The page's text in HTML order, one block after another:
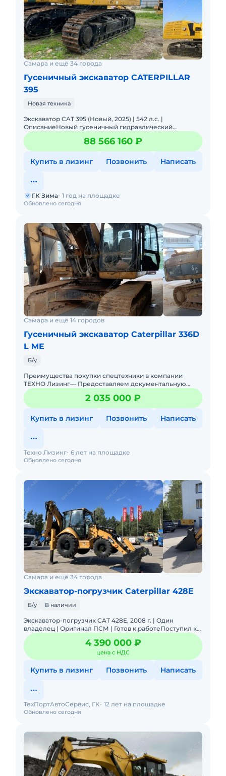
Самара и ещё 34 города
Гусеничный экскаватор CATERPILLAR
395
Новая техника
Экскаватор CAT 395 (Новый, 2025) | 542 л.с. |
ОписаниеНовый гусеничный гидравлический
экскаватор Caterpillar 395 (2025 г.в.) для карьеров,
горных работ и масшта88 566 160 ₽
Купить в лизинг Позвонить Написать
Обновлено сегодня
ГК Зима 1 год на площадке
Самара и ещё 14 городов
Гусеничный экскаватор Caterpillar 336D
L ME
Б/у
Преимущества покупки спецтехники в компании
ТЕХНО Лизинг— Предоставляем документальную
гарантию юридической чистоты— Тест-драйв—
Быстрое и пр
2 035 000 ₽
Купить в лизинг Позвонить Написать
Обновлено сегодня
Техно Лизинг 6 лет на площадке
Самара и ещё 34 города
Экскаватор-погрузчик Caterpillar 428E
Б/у В наличии
Экскаватор-погрузчик CAT 428E, 2008 г. | Один
владелец | Оригинал ПСМ | Готов к работеПоступил к
нам по программе Trade-In от постоянного клиента
при покупке но
4 390 000 ₽
цена с НДС
Купить в лизинг Позвонить Написать
Обновлено сегодня
ТехПортАвтоСервис, ГК 12 лет на площадке